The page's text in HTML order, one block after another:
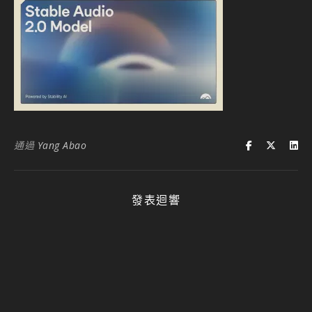
通過 Yang Abao
發表迴響